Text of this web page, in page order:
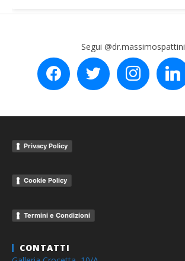
Segui @dr.massimospattini
facebook
twitter instagram linkedin
Privacy Policy
Cookie Policy
Termini e Condizioni
CONTATTI